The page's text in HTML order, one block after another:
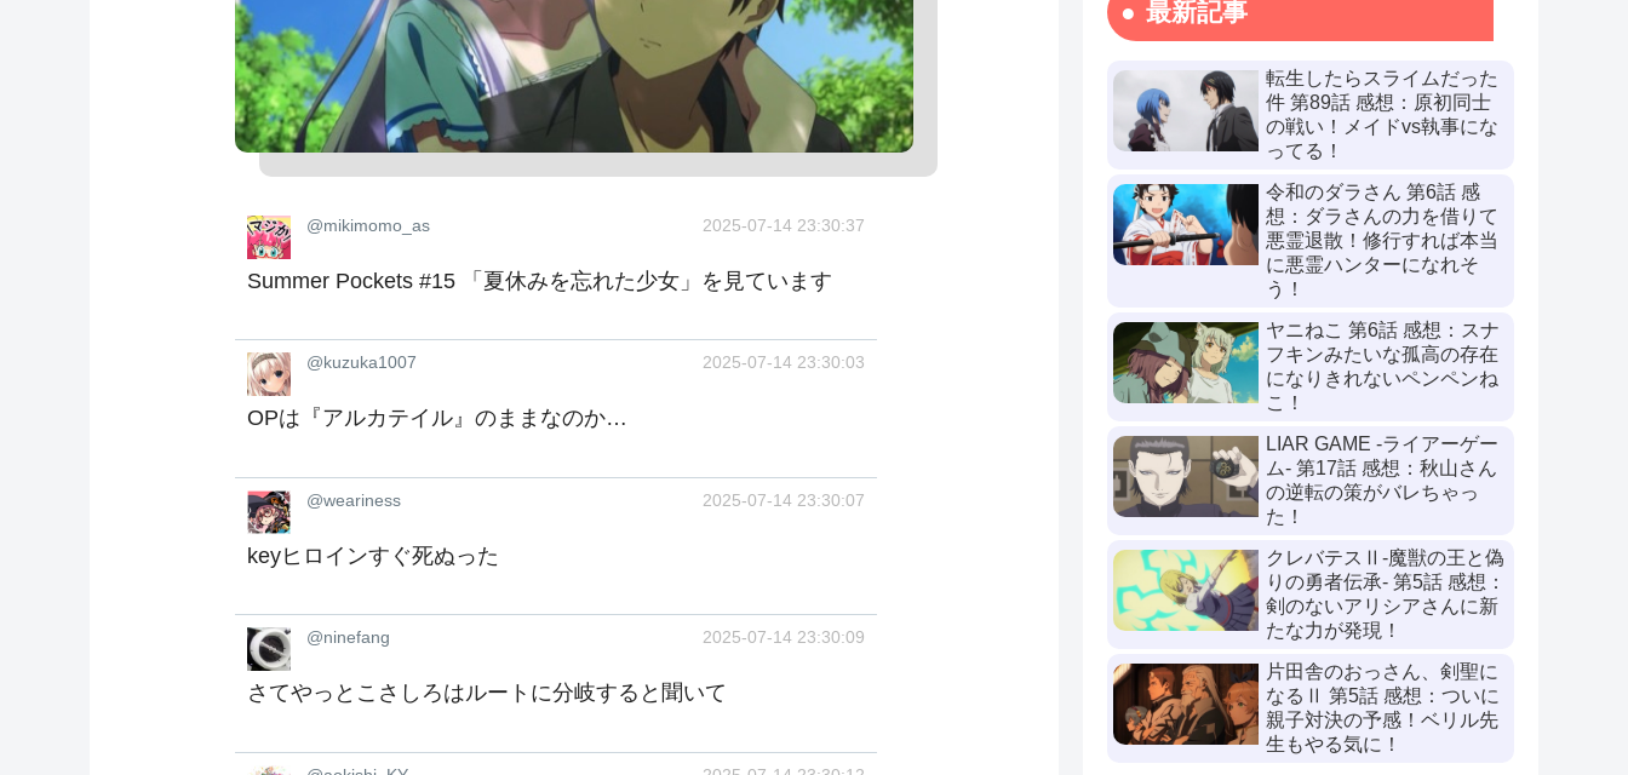
@mikimomo_as 2025-07-14 23:30:37
Summer Pockets #15 「夏休みを忘れた少女」を見ています
@kuzuka1007 2025-07-14 23:30:03
OPは『アルカテイル』のままなのか…
@weariness 2025-07-14 23:30:07
keyヒロインすぐ死ぬった
@ninefang 2025-07-14 23:30:09
さてやっとこさしろはルートに分岐すると聞いて
最新記事
転生したらスライムだった
件 第89話 感想：原初同士
の戦い！メイドvs執事にな
ってる！
令和のダラさん 第6話 感
想：ダラさんの力を借りて
悪霊退散！修行すれば本当
に悪霊ハンターになれそ
う！
ヤニねこ 第6話 感想：スナ
フキンみたいな孤高の存在
になりきれないペンペンね
こ！
LIAR GAME -ライアーゲー
ム- 第17話 感想：秋山さん
の逆転の策がバレちゃっ
た！
クレバテスⅡ-魔獣の王と偽
りの勇者伝承- 第5話 感想：
剣のないアリシアさんに新
たな力が発現！
片田舎のおっさん、剣聖に
なるⅡ 第5話 感想：ついに
親子対決の予感！ベリル先
生もやる気に！